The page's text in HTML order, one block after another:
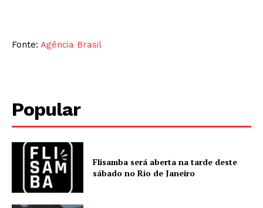
Fonte: Agência Brasil
Popular
Flisamba será aberta na tarde deste
sábado no Rio de Janeiro